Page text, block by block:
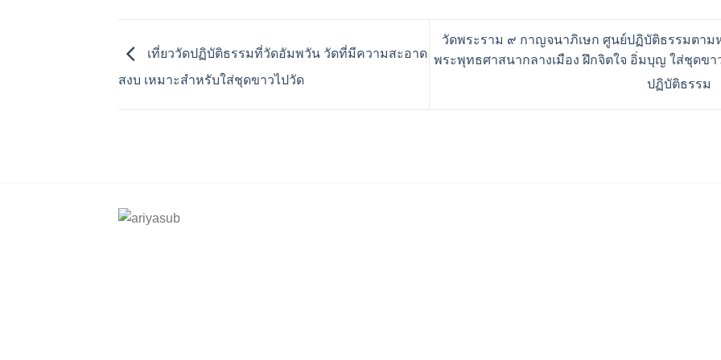
เที่ยววัดปฏิบัติธรรมที่วัดอัมพวัน วัดที่มีความสะอาด
สงบ เหมาะสำหรับใส่ชุดขาวไปวัด
วัดพระราม ๙ กาญจนาภิเษก ศูนย์ปฏิบัติธรรมตาม
พระพุทธศาสนากลางเมือง ฝึกจิตใจ อิ่มบุญ ใส่ชุดขา
ปฏิบัติธรรม